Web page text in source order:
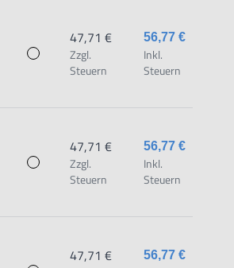
56,77 €
Inkl.
Steuern
47,71 €
Zzgl.
Steuern
56,77 €
Inkl.
Steuern
47,71 €
Zzgl.
Steuern
56,77 €
47,71 €